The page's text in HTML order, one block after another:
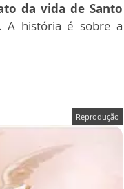
da vida de Santo
A história é sobre a
Reprodução